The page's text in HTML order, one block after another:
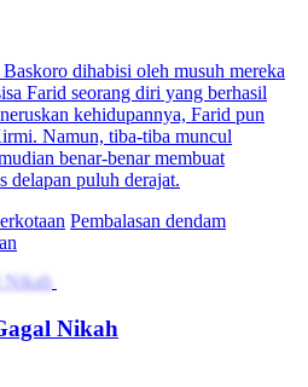
dihabisi oleh musuh mereka
Farid seorang diri yang berhasil
kehidupannya, Farid pun
Namun, tiba-tiba muncul
benar-benar membuat
delapan puluh derajat.
Pembalasan dendam
Nikah